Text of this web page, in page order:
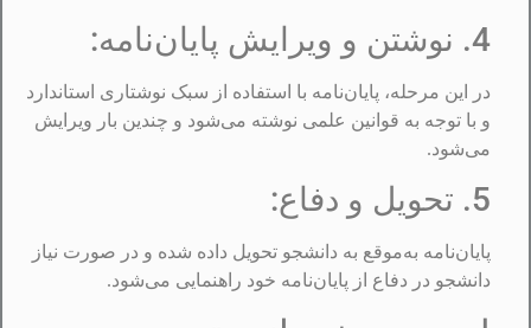
4. نوشتن و ویرایش پایان‌نامه:
در این مرحله، پایان‌نامه با استفاده از سبک نوشتاری استاندارد
و با توجه به قوانین علمی نوشته می‌شود و چندین بار ویرایش
می‌شود.
5. تحویل و دفاع:
پایان‌نامه به‌موقع به دانشجو تحویل داده شده و در صورت نیاز
دانشجو در دفاع از پایان‌نامه خود راهنمایی می‌شود.